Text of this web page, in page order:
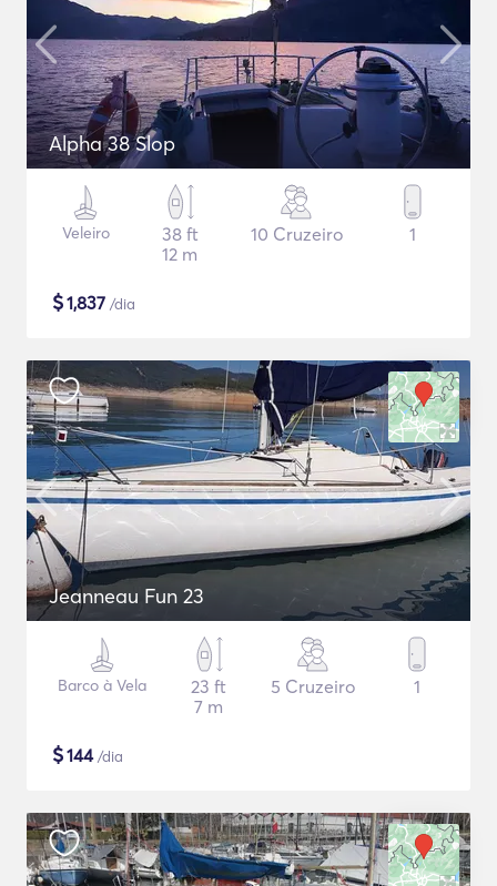
Alpha 38 Slop
Veleiro
38 ft
12 m
10 Cruzeiro 1
$1,837 /dia
Jeanneau Fun 23
Barco à Vela
23 ft
7 m
5 Cruzeiro 1
$144/dia